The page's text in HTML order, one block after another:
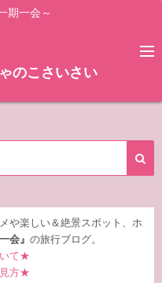
期一会～
のこさいさい
や楽しい＆絶景スポット、ホ
会』 の旅行ブログ。
て★
方★